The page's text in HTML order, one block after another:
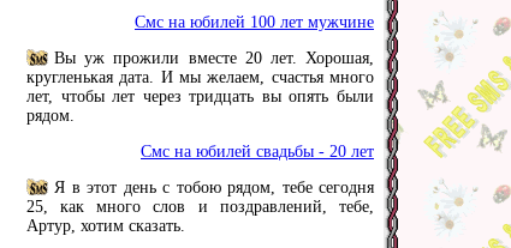
Смс на юбилей 100 лет мужчине
Вы уж прожили вместе 20 лет. Хорошая,
кругленькая дата. И мы желаем, счастья много
лет, чтобы лет через тридцать вы опять были
рядом.
Смс на юбилей свадьбы - 20 лет
Я в этот день с тобою рядом, тебе сегодня
25, как много слов и поздравлений, тебе,
Артур, хотим сказать.